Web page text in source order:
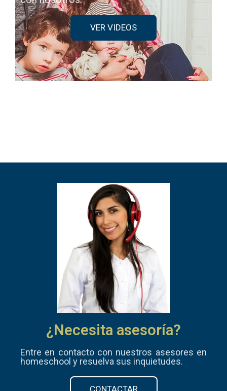
VER VIDEOS
¿Necesita asesoría?
Entre en contacto con nuestros asesores en
homeschool y resuelva sus inquietudes.